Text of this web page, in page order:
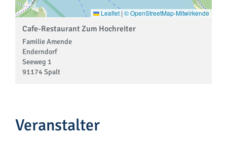
Leaflet | © OpenStreetMap-Mitwirkende
Cafe-Restaurant Zum Hochreiter
Familie Amende
Enderndorf
Seeweg 1
91174 Spalt
Veranstalter